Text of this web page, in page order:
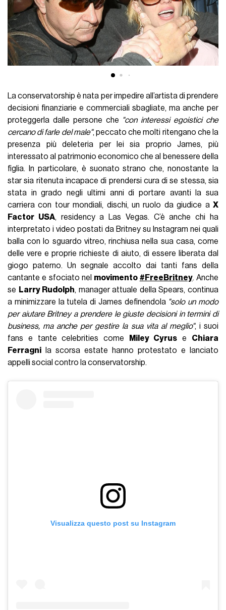
La conservatorship è nata per impedire all’artista di prendere
decisioni finanziarie e commerciali sbagliate, ma anche per
proteggerla dalle persone che "con interessi egoistici che
cercano di farle del male", peccato che molti ritengano che la
presenza più deleteria per lei sia proprio James, più
interessato al patrimonio economico che al benessere della
figlia. In particolare, è suonato strano che, nonostante la
star sia ritenuta incapace di prendersi cura di se stessa, sia
stata in grado negli ultimi anni di portare avanti la sua
carriera con tour mondiali, dischi, un ruolo da giudice a X
Factor USA, residency a Las Vegas. C’è anche chi ha
interpretato i video postati da Britney su Instagram nei quali
balla con lo sguardo vitreo, rinchiusa nella sua casa, come
delle vere e proprie richieste di aiuto, di essere liberata dal
giogo paterno. Un segnale accolto dai tanti fans della
cantante e sfociato nel movimento #FreeBritney. Anche
se Larry Rudolph, manager attuale della Spears, continua
a minimizzare la tutela di James definendola "solo un modo
per aiutare Britney a prendere le giuste decisioni in termini di
business, ma anche per gestire la sua vita al meglio", i suoi
fans e tante celebrities come
Miley Cyrus e Chiara
Ferragni la scorsa estate hanno protestato e lanciato
appelli social contro la conservatorship.
Visualizza questo post su Instagram